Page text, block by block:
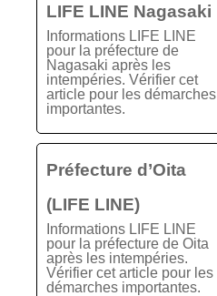
LIFE LINE Nagasaki
Informations LIFE LINE
pour la préfecture de
Nagasaki après les
intempéries. Vérifier cet
article pour les démarches
importantes.
Préfecture d’Oita
(LIFE LINE)
Informations LIFE LINE
pour la préfecture de Oita
après les intempéries.
Vérifier cet article pour les
démarches importantes.